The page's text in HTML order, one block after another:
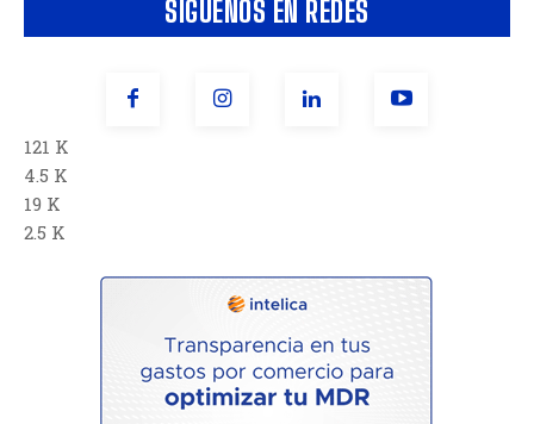
SÍGUENOS EN REDES
121 K
4.5 K
19 K
2.5 K